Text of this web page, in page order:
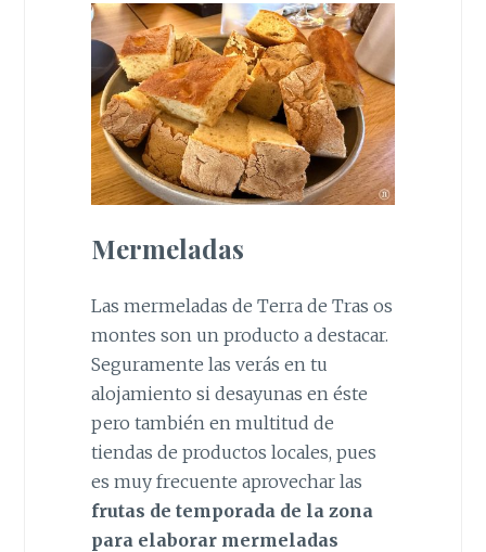
Mermeladas
Las mermeladas de Terra de Tras os
montes son un producto a destacar.
Seguramente las verás en tu
alojamiento si desayunas en éste
pero también en multitud de
tiendas de productos locales, pues
es muy frecuente aprovechar las
frutas de temporada de la zona
para elaborar mermeladas